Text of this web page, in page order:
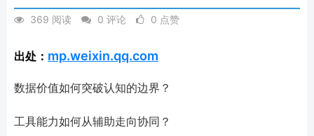
369 阅读 0 评论 0 点赞
出处： mp.weixin.qq.com
数据价值如何突破认知的边界？
工具能力如何从辅助走向协同？